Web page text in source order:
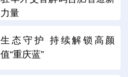
力量
生态守护 持续解锁高颜
值“重庆蓝”